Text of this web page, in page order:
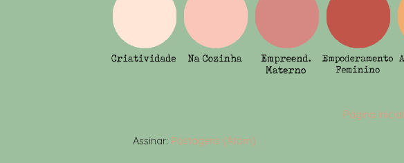
Página inicial
Assinar: Postagens (Atom)